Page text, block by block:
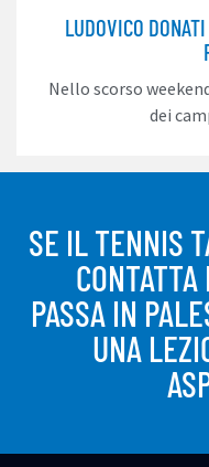
LUDOVICO
Nello scorso
dei
SE IL TENNIS
PASSA IN
UNA